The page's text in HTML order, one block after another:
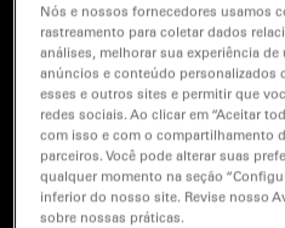
Nós e nossos fornecedores usamos
rastreamento para coletar dados
análises, melhorar sua experiência
anúncios e conteúdo personalizados
esses e outros sites e permitir que
redes sociais. Ao clicar em “Aceitar
com isso e com o compartilhamento
parceiros. Você pode alterar suas
qualquer momento na seção
inferior do nosso site. Revise nosso
sobre nossas práticas.